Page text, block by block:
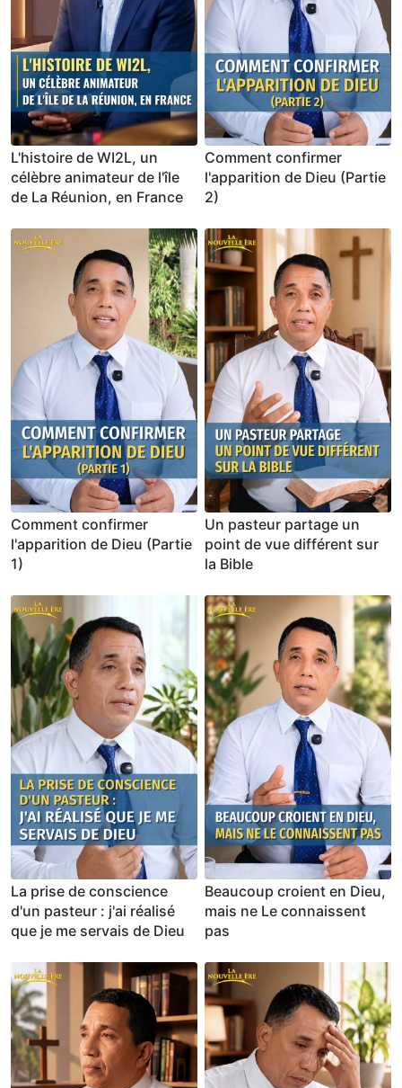
L'histoire de WI2L, un
célèbre animateur de l'île
de La Réunion, en France
Comment confirmer
l'apparition de Dieu (Partie
2)
Comment confirmer
l'apparition de Dieu (Partie
1)
Un pasteur partage un
point de vue différent sur
la Bible
La prise de conscience
d'un pasteur : j'ai réalisé
que je me servais de Dieu
Beaucoup croient en Dieu,
mais ne Le connaissent
pas